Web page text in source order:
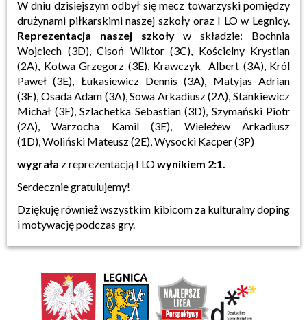
W dniu dzisiejszym odbył się mecz towarzyski pomiędzy
drużynami piłkarskimi naszej szkoły oraz I LO w Legnicy.
Reprezentacja naszej szkoływ składzie: Bochnia
Wojciech (3D), Cisoń Wiktor (3C), Kościelny Krystian
(2A), Kotwa Grzegorz (3E), Krawczyk Albert (3A), Król
Paweł (3E), Łukasiewicz Dennis (3A), Matyjas Adrian
(3E), Osada Adam (3A), Sowa Arkadiusz (2A), Stankiewicz
Michał (3E), Szlachetka Sebastian (3D), Szymański Piotr
(2A), Warzocha Kamil (3E), Wieleżew Arkadiusz
(1D), Woliński Mateusz (2E), Wysocki Kacper (3P)
wygrała z reprezentacją I LOwynikiem 2:1.
Serdecznie gratulujemy!
Dziękuję również wszystkim kibicom za kulturalny doping
i motywację podczas gry.